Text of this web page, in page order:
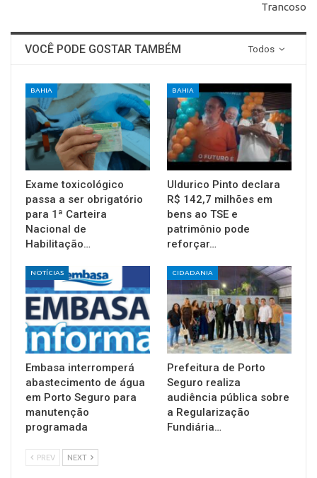
Trancoso
Todos
VOCÊ PODE GOSTAR TAMBÉM
BAHIA
Exame toxicológico
passa a ser obrigatório
para 1ª Carteira
Nacional de
Habilitação…
BAHIA
Uldurico Pinto declara
R$ 142,7 milhões em
bens ao TSE e
patrimônio pode
reforçar…
NOTÍCIAS
Embasa interromperá
abastecimento de água
em Porto Seguro para
manutenção
programada
CIDADANIA
Prefeitura de Porto
Seguro realiza
audiência pública sobre
a Regularização
Fundiária…
PREV NEXT